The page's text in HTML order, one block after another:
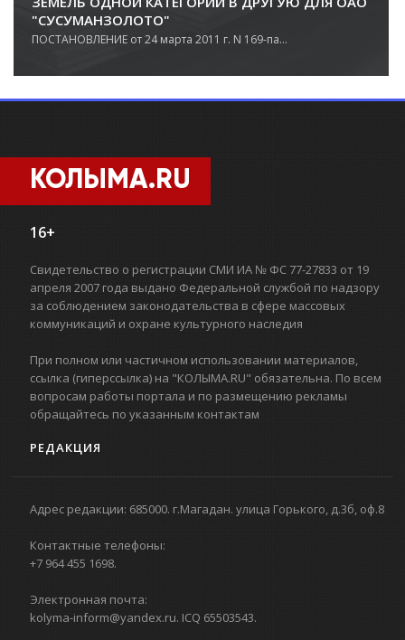
"СУСУМАНЗОЛОТО"
ПОСТАНОВЛЕНИЕ от 24 марта 2011 г. N 169-па...
КОЛЫМА.RU
16+
Свидетельство о регистрации СМИ ИА № ФС 77-27833 от 19
апреля 2007 года выдано Федеральной службой по надзору
за соблюдением законодательства в сфере массовых
коммуникаций и охране культурного наследия
При полном или частичном использовании материалов,
ссылка (гиперссылка) на "КОЛЫМА.RU" обязательна. По всем
вопросам работы портала и по размещению рекламы
обращайтесь по указанным контактам
РЕДАКЦИЯ
Адрес редакции: 685000. г.Магадан. улица Горького, д.3б, оф.8
Контактные телефоны:
+7 964 455 1698.
Электронная почта:
kolyma-inform@yandex.ru. ICQ 65503543.